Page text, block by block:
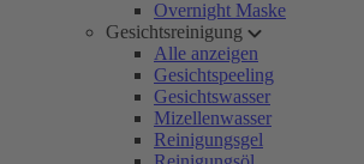
Overnight Maske
Gesichtsreinigung
Alle anzeigen
Gesichtspeeling
Gesichtswasser
Mizellenwasser
Reinigungsgel